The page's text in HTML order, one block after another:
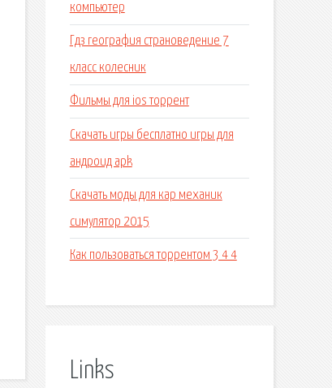
компьютер
Гдз география страноведение 7
класс колесник
Фильмы для ios торрент
Скачать игры бесплатно игры для
андроид apk
Скачать моды для кар механик
симулятор 2015
Как пользоваться торрентом 3 4 4
Links